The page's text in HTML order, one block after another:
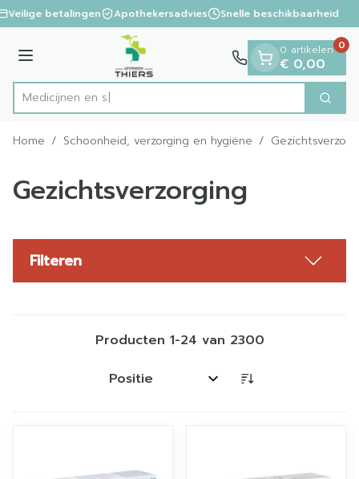
Ga naar de inhoud
1 van 1
Veilige betalingen Apothekersadvies Snelle beschikbaarheid
Menu
Product, merk, categorie... Zoek
0 artikelen
€ 0,00
0
Home / Schoonheid, verzorging en hygiëne /
Gezichtsverzorging
Filteren
Producten 1-24 van 2300
Sorteer op: